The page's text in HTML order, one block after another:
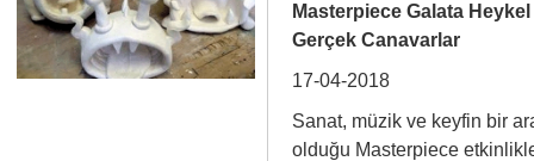
Masterpiece Galata Heykel
Gerçek Canavarlar
17-04-2018
Sanat, müzik ve keyfin bir
olduğu Masterpiece